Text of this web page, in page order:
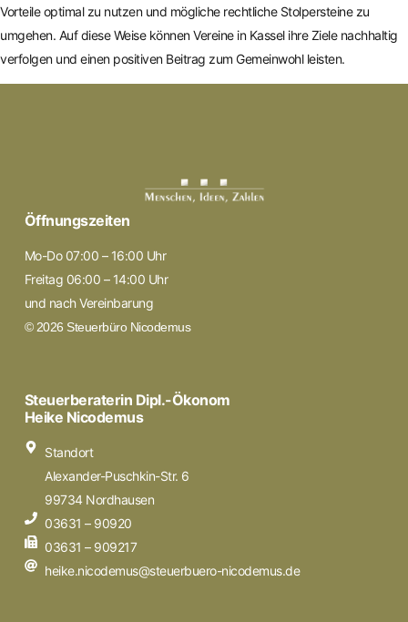
Vorteile optimal zu nutzen und mögliche rechtliche Stolpersteine zu
umgehen. Auf diese Weise können Vereine in Kassel ihre Ziele nachhaltig
verfolgen und einen positiven Beitrag zum Gemeinwohl leisten.
Öffnungszeiten
Mo-Do 07:00 – 16:00 Uhr
Freitag 06:00 – 14:00 Uhr
und nach Vereinbarung
© 2026 Steuerbüro Nicodemus
Steuerberaterin Dipl.-Ökonom
Heike Nicodemus
Standort
Alexander-Puschkin-Str. 6
99734 Nordhausen
03631 – 90920
03631 – 909217
heike.nicodemus@steuerbuero-nicodemus.de